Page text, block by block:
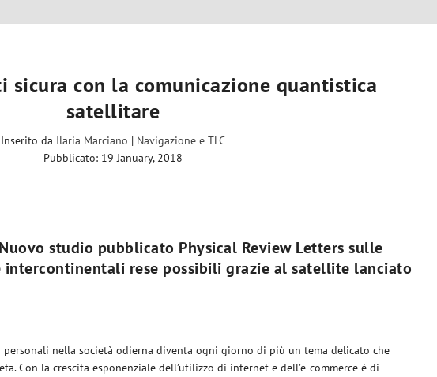
sicura con la comunicazione quantistica
satellitare
Inserito da Ilaria Marciano | Navigazione e TLC
Pubblicato: 19 January, 2018
Nuovo studio pubblicato Physical Review Letters sulle
rese possibili grazie al satellite lanciato
nella società odierna diventa ogni giorno di più un tema delicato che
Con la crescita esponenziale dell’utilizzo di internet e dell’e-commerce è di